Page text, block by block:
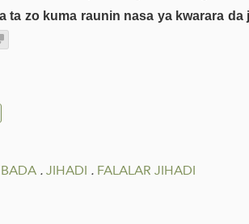
ta zo kuma raunin nasa ya kwarara
.JIHADI .FALALAR JIHADI